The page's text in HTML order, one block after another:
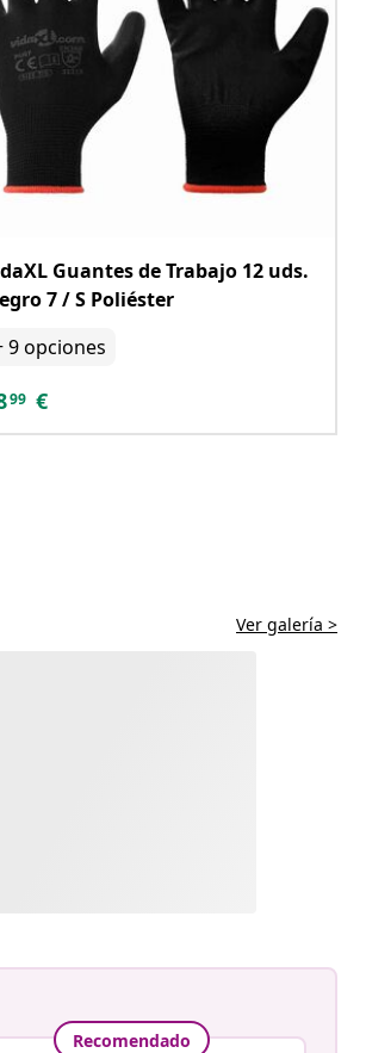
Guantes de Trabajo 12 uds.
7 / S Poliéster
9opciones
99 €
Ver galería >
Recomendado